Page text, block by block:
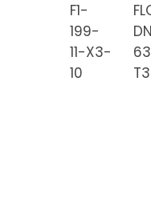
F1-
199-
11-X3-
10